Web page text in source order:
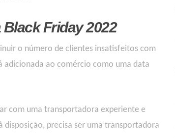
Friday 2022
o número de clientes insatisfeitos com
adicionada ao comércio como uma data
com uma transportadora experiente e
disposição, precisa ser uma transportadora